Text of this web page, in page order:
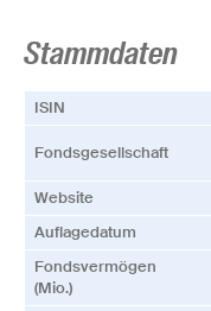
Stammdaten
ISIN
Fonds­­gesellschaft
Website
Auflagedatum
Fonds­vermögen
(Mio.)